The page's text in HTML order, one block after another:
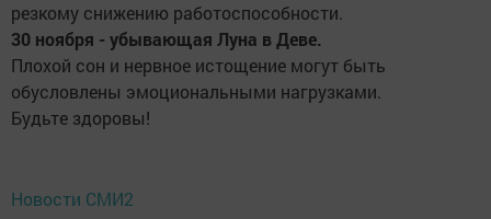
резкому снижению работоспособности.
30 ноября - убывающая Луна в Деве.
Плохой сон и нервное истощение могут быть
обусловлены эмоциональными нагрузками.
Будьте здоровы!
Новости СМИ2